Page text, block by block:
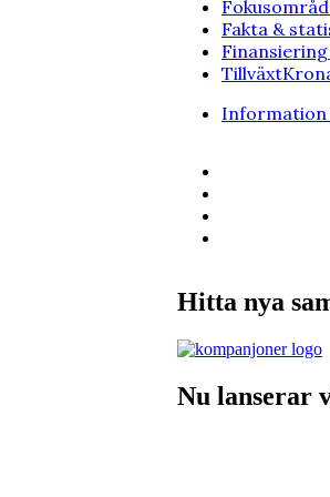
Fakta &
Information
Hitta nya
Nu lanserar